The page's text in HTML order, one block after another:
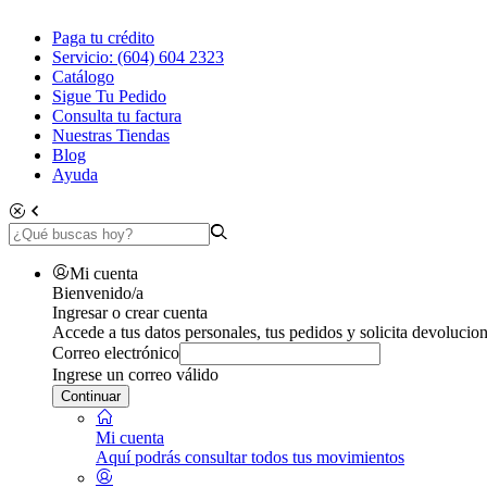
Paga tu crédito
Servicio: (604) 604 2323
Catálogo
Sigue Tu Pedido
Consulta tu factura
Nuestras Tiendas
Blog
Ayuda
Mi cuenta
Bienvenido/a
Ingresar o crear cuenta
Accede a tus datos personales, tus pedidos y solicita
Correo electrónico
Ingrese un correo válido
Continuar
Mi cuenta
Aquí podrás consultar todos tus movimientos